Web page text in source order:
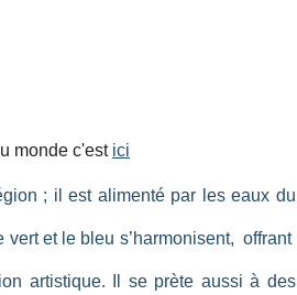
monde c'est ici
; il est alimenté par les eaux du
et le bleu s’harmonisent, offrant
artistique. Il se prète aussi à des